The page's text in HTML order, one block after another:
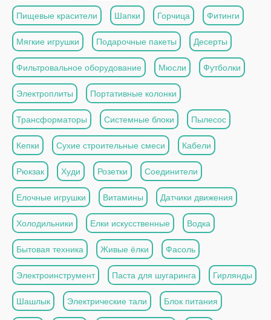
Пищевые красители Шапки Горчица Фитинги
Мягкие игрушки Подарочные пакеты Десерты
Фильтровальное оборудование Мюсли Футболки
Электроплиты Портативные колонки
Трансформаторы Системные блоки Пылесос
Кепки Сухие строительные смеси Кабели
Рюкзак Худи Розетки Соединители
Елочные игрушки Витамины Датчики движения
Холодильники Елки искусственные Водка
Бытовая техника Живые ёлки Фасоль
Электроинструмент Паста для шугаринга Гирлянды
Шашлык Электрические тали Блок питания